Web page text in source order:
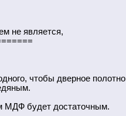
не является,
чтобы дверное
МДФ будет достаточным.